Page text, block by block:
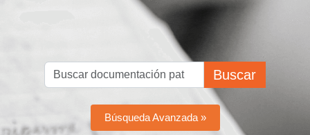
Buscar
Búsqueda Avanzada »